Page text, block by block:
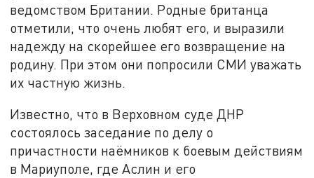
ведомством Британии. Родные британца
отметили, что очень любят его, и выразили
надежду на скорейшее его возвращение на
родину. При этом они попросили СМИ уважать
их частную жизнь.
Известно, что в Верховном суде ДНР
состоялось заседание по делу о
причастности наёмников к боевым действиям
в Мариуполе, где Аслин и его